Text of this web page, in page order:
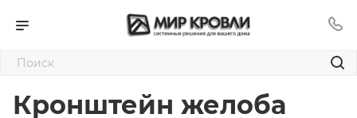
Кронштейн желоба